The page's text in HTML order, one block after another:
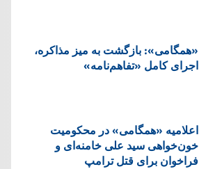
«همگامی»: بازگشت به میز مذاکره،
اجرای کامل «تفاهم‌نامه»
اعلامیه «همگامی» در محکومیت
خون‌خواهی سید علی خامنه‌ای و
فراخوان برای قتل ترامپ